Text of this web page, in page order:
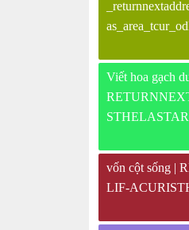
Viết hoa gạch
vốn cột sống |
LIF-